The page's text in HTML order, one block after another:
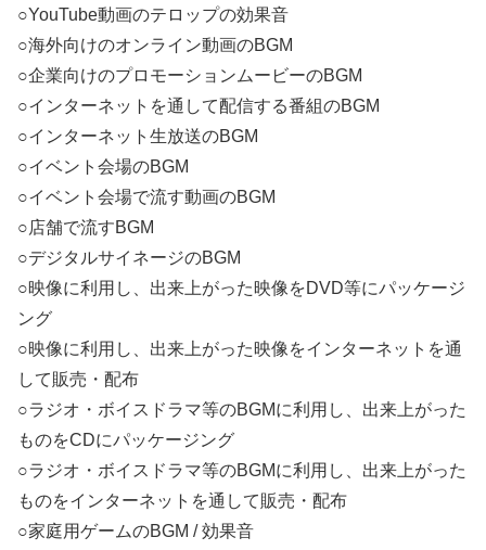
○YouTube動画のテロップの効果音
○海外向けのオンライン動画のBGM
○企業向けのプロモーションムービーのBGM
○インターネットを通して配信する番組のBGM
○インターネット生放送のBGM
○イベント会場のBGM
○イベント会場で流す動画のBGM
○店舗で流すBGM
○デジタルサイネージのBGM
○映像に利用し、出来上がった映像をDVD等にパッケージ
ング
○映像に利用し、出来上がった映像をインターネットを通
して販売・配布
○ラジオ・ボイスドラマ等のBGMに利用し、出来上がった
ものをCDにパッケージング
○ラジオ・ボイスドラマ等のBGMに利用し、出来上がった
ものをインターネットを通して販売・配布
○家庭用ゲームのBGM / 効果音